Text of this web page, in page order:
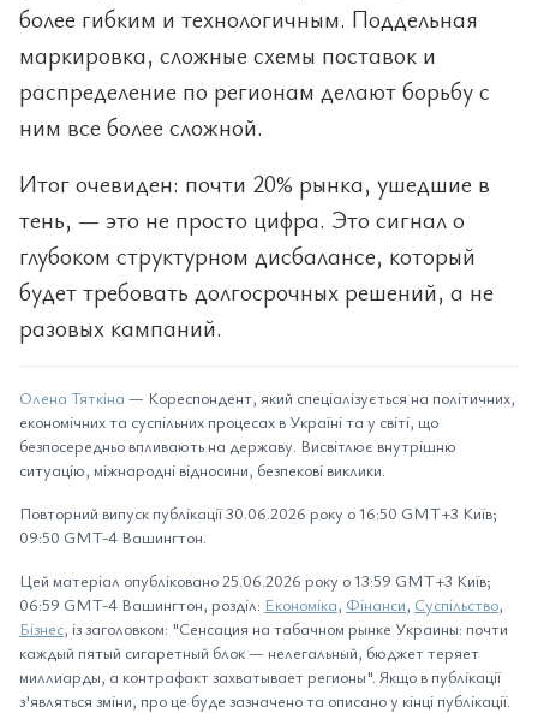
более гибким и технологичным. Поддельная
маркировка, сложные схемы поставок и
распределение по регионам делают борьбу с
ним все более сложной.
Итог очевиден: почти 20% рынка, ушедшие в
тень, — это не просто цифра. Это сигнал о
глубоком структурном дисбалансе, который
будет требовать долгосрочных решений, а не
разовых кампаний.
Олена Тяткіна — Кореспондент, який спеціалізується на політичних,
економічних та суспільних процесах в Україні та у світі, що
безпосередньо впливають на державу. Висвітлює внутрішню
ситуацію, міжнародні відносини, безпекові виклики.
Повторний випуск публікації 30.06.2026 року о 16:50 GMT+3 Київ;
09:50 GMT-4 Вашингтон.
Цей матеріал опубліковано 25.06.2026 року о 13:59 GMT+3 Київ;
06:59 GMT-4 Вашингтон, розділ: Економіка, Фінанси, Суспільство,
Бізнес, із заголовком: "Сенсация на табачном рынке Украины: почти
каждый пятый сигаретный блок — нелегальный, бюджет теряет
миллиарды, а контрафакт захватывает регионы". Якщо в публікації
з'являться зміни, про це буде зазначено та описано у кінці публікації.